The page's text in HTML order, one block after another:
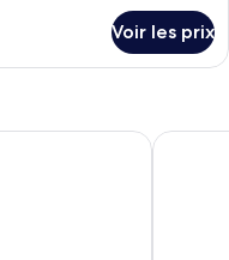
Voir les prix
Mia